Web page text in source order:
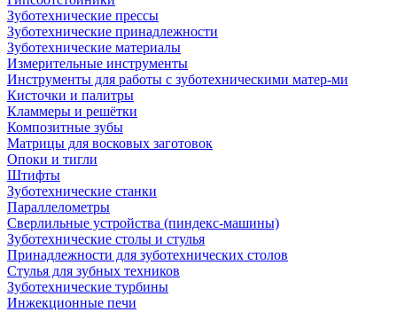
Зуботехнические прессы
Зуботехнические принадлежности
Зуботехнические материалы
Измерительные инструменты
Инструменты для работы с зуботехническими матер-ми
Кисточки и палитры
Кламмеры и решётки
Композитные зубы
Матрицы для восковых заготовок
Опоки и тигли
Штифты
Зуботехнические станки
Параллелометры
Сверлильные устройства (пиндекс-машины)
Зуботехнические столы и стулья
Принадлежности для зуботехнических столов
Стулья для зубных техников
Зуботехнические турбины
Инжекционные печи